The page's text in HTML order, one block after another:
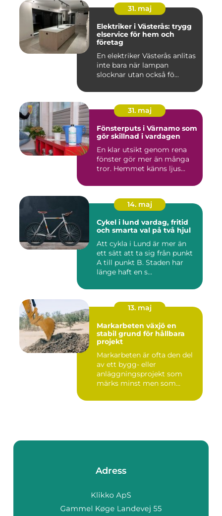
31. maj
Elektriker i Västerås: trygg
elservice för hem och
företag
En elektriker Västerås anlitas
inte bara när lampan
slocknar utan också fö...
31. maj
Fönsterputs i Värnamo som
gör skillnad i vardagen
En klar utsikt genom rena
fönster gör mer än många
tror. Hemmet känns ljus...
14. maj
Cykel i lund vardag, fritid
och smarta val på två hjul
Att cykla i Lund är mer än
ett sätt att ta sig från punkt
A till punkt B. Staden har
länge haft en s...
13. maj
Markarbeten växjö en
stabil grund för hållbara
projekt
Markarbeten är ofta den del
av ett bygg- eller
anläggningsprojekt som
märks minst men som
Adress